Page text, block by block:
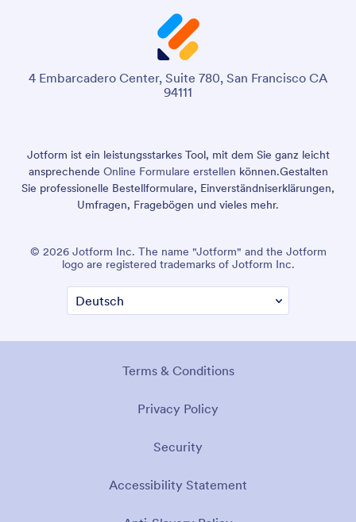
4 Embarcadero Center, Suite 780, San Francisco CA
94111
Jotform ist ein leistungsstarkes Tool, mit dem Sie ganz leicht
ansprechende Online Formulare erstellen können.Gestalten
Sie professionelle Bestellformulare, Einverständniserklärungen,
Umfragen, Fragebögen und vieles mehr.
© 2026 Jotform Inc. The name "Jotform" and the Jotform
logo are registered trademarks of Jotform Inc.
Terms & Conditions
Privacy Policy
Security
Accessibility Statement